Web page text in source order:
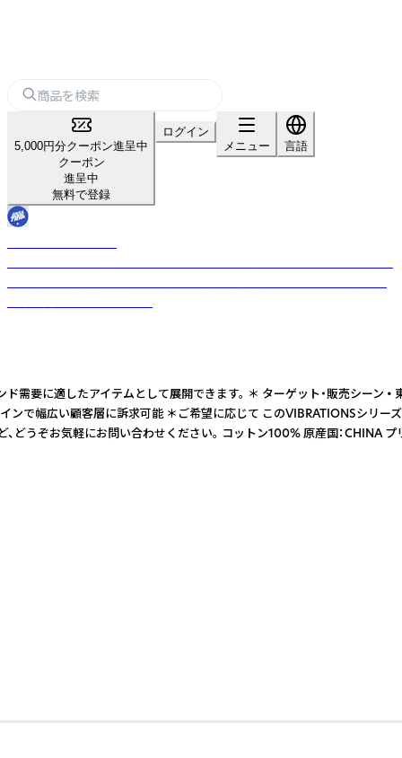
5,000円分クーポン進呈中
クーポン
進呈中
無料で登録
ログイン
メニュー
言語
適したアイテムとして展開できます。 ＊ ターゲット・販売シー
広い顧客層に訴求可能 ＊ご希望に応じて このVIBRATIONSシリ
どうぞお気軽にお問い合わせください。 コットン100% 原産国：